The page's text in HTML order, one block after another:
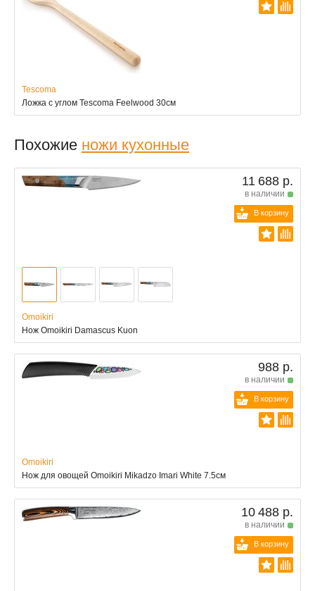
Tescoma
Ложка с углом Tescoma Feelwood 30см
Похожие ножи кухонные
11 688 р.
в наличии
В корзину
Omoikiri
Нож Omoikiri Damascus Kuon
988 р.
в наличии
В корзину
Omoikiri
Нож для овощей Omoikiri Mikadzo Imari White 7.5см
10 488 р.
в наличии
В корзину